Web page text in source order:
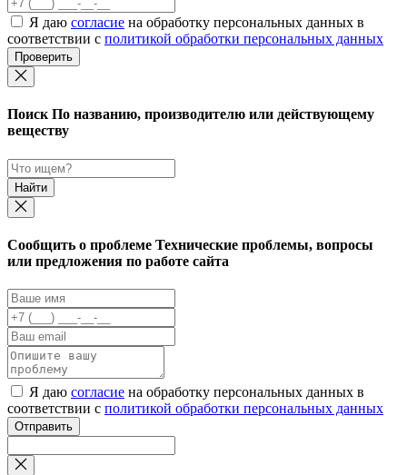
Я даю согласие на обработку персональных данных в
соответствии с политикой обработки персональных данных
Проверить
Поиск По названию, производителю или действующему
веществу
Найти
Cообщить о проблеме Технические проблемы, вопросы
или предложения по работе сайта
Я даю согласие на обработку персональных данных в
соответствии с политикой обработки персональных данных
Отправить